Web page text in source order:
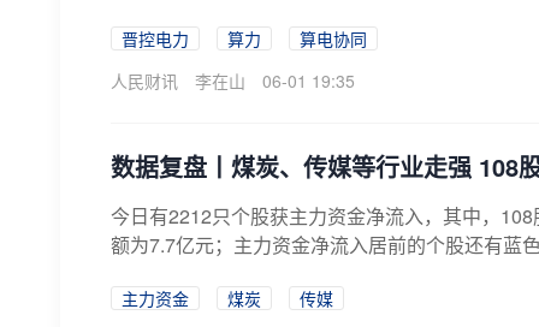
晋控电力 算力
算电协同
人民财讯
李在山 06-01 19:35
数据复盘丨煤炭、传媒等行业走强 108
今日有2212只个股获主力资金净流入，其中，
额为7.7亿元；主力资金净流入居前的个股还有蓝
主力资金 煤炭
传媒